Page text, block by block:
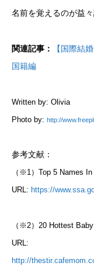
名前を覚えるのが益
関連記事：
【国際結
国籍編
Written by: Olivia
Photo by: http://
参考文献：
（※1）Top 5 Names
URL: https://
（※2）20 Hottest
URL:
http://